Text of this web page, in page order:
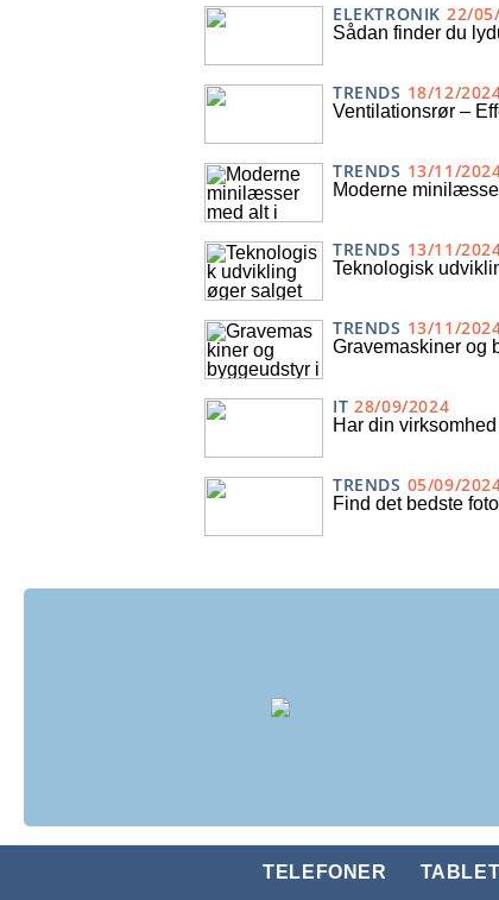
ELEKTRONIK 22/
Sådan finder du
TRENDS 18/12/
Ventilationsrør –
TRENDS 13/11/
Moderne
TRENDS 13/11/
Teknologisk
TRENDS 13/11/
Gravemaskiner og
IT 28/09/2024
Har din
TRENDS 05/09/
Find det bedste
TELEFONER